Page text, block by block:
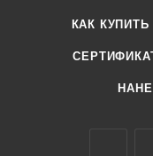
КАК КУПИТЬ